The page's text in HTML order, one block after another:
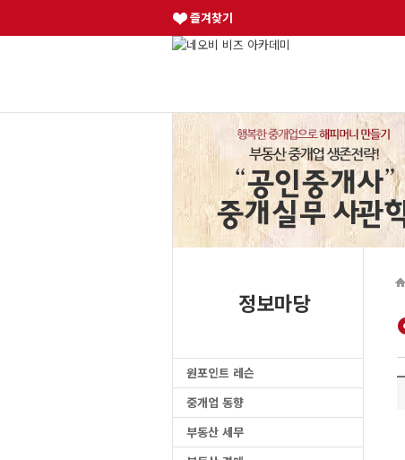
즐겨찾기
정보마당
원포인트 레슨
중개업 동향
부동산 세무